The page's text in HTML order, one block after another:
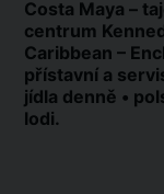
Costa Maya –
centrum
Caribbean –
přístavní a
jídla denně •
lodi.